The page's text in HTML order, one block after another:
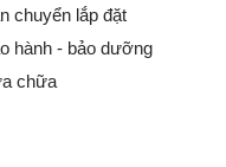
chuyển lắp đặt
hành - bảo dưỡng
chữa